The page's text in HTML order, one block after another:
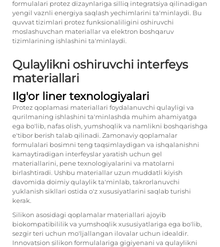
formulalari protez dizaynlariga silliq integratsiya qilinadigan
yengil vaznli energiya saqlash yechimlarini ta'minlaydi. Bu
quvvat tizimlari protez funksionaliligini oshiruvchi
moslashuvchan materiallar va elektron boshqaruv
tizimlarining ishlashini ta'minlaydi.
Qulaylikni oshiruvchi interfeys
materiallari
Ilg'or liner texnologiyalari
Protez qoplamasi materiallari foydalanuvchi qulayligi va
qurilmaning ishlashini ta'minlashda muhim ahamiyatga
ega bo'lib, nafas olish, yumshoqlik va namlikni boshqarishga
e'tibor berish talab qilinadi. Zamonaviy qoplamalar
formulalari bosimni teng taqsimlaydigan va ishqalanishni
kamaytiradigan interfeyslar yaratish uchun gel
materiallarini, pene texnologiyalarini va matolarni
birlashtiradi. Ushbu materiallar uzun muddatli kiyish
davomida doimiy qulaylik ta'minlab, takrorlanuvchi
yuklanish sikllari ostida o'z xususiyatlarini saqlab turishi
kerak.
Silikon asosidagi qoplamalar materiallari ajoyib
biokompatibililik va yumshoqlik xususiyatlariga ega bo'lib,
sezgir teri uchun mo'ljallangan ilovalar uchun idealdir.
Innovatsion silikon formulalariga gigiyenani va qulaylikni